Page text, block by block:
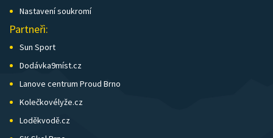
Nastavení soukromí
Partneři:
Sun Sport
Dodávka9míst.cz
Lanove centrum Proud Brno
Kolečkovélyže.cz
Loděkvodě.cz